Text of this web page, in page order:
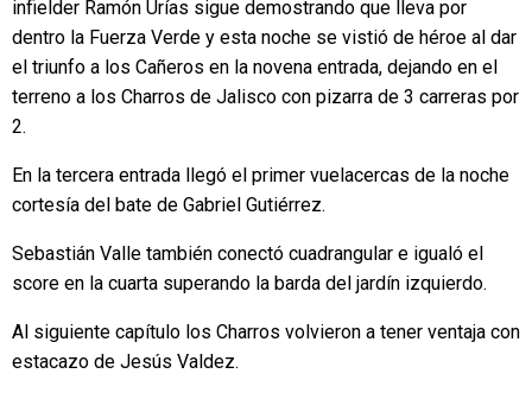
infielder Ramón Urías sigue demostrando que lleva por
dentro la Fuerza Verde y esta noche se vistió de héroe al dar
el triunfo a los Cañeros en la novena entrada, dejando en el
terreno a los Charros de Jalisco con pizarra de 3 carreras por
2.
En la tercera entrada llegó el primer vuelacercas de la noche
cortesía del bate de Gabriel Gutiérrez.
Sebastián Valle también conectó cuadrangular e igualó el
score en la cuarta superando la barda del jardín izquierdo.
Al siguiente capítulo los Charros volvieron a tener ventaja con
estacazo de Jesús Valdez.